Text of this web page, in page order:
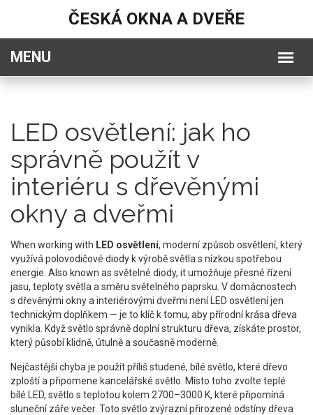
ČESKÁ OKNA A DVEŘE
LED osvětlení: jak ho
správně použít v
interiéru s dřevěnými
okny a dveřmi
When working with LED osvětlení, moderní způsob osvětlení, který
využívá polovodičové diody k výrobě světla s nízkou spotřebou
energie . Also known as světelné diody, itumožňuje přesné řízení
jasu, teploty světla a směru světelného paprsku V domácnostech
s dřevěnými okny a interiérovými dveřmi není LED osvětlení jen
technickým doplňkem — je to klíč k tomu, aby přírodní krása dřeva
vynikla. Když světlo správně doplní strukturu dřeva, získáte prostor,
který působí klidně, útulně a současně moderně.
Nejčastější chyba je použít příliš studené, bílé světlo, které dřevo
zploští a připomene kancelářské světlo. Místo toho zvolte teplé
bílé LED, světlo s teplotou kolem 2700–3000 K, které připomíná
sluneční záře večer. Toto světlo zvýrazní přirozené odstíny dřeva